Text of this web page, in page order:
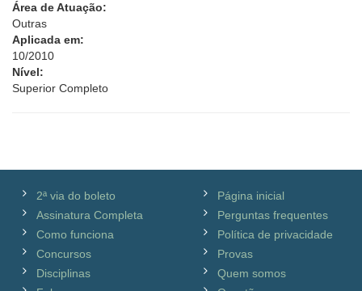
Área de Atuação:
Outras
Aplicada em:
10/2010
Nível:
Superior Completo
2ª via do boleto
Assinatura Completa
Como funciona
Concursos
Disciplinas
Página inicial
Perguntas frequentes
Política de privacidade
Provas
Quem somos